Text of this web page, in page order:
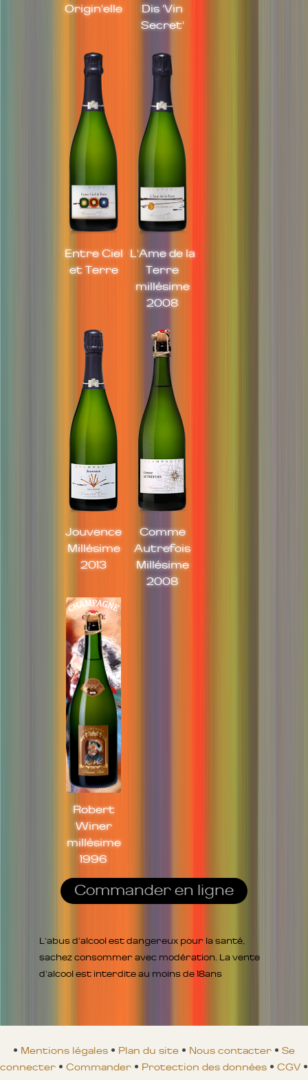
Origin'elle
Dis 'Vin
Secret'
Entre Ciel
et Terre
L'Ame de la
Terre
millésime
2008
Jouvence
Millésime
2013
Comme
Autrefois
Millésime
2008
Robert
Winer
millésime
1996
Commander en ligne
L'abus d'alcool est dangereux pour la santé,
sachez consommer avec modération. La vente
d'alcool est interdite au moins de 18ans
• Mentions légales • Plan du site • Nous contacter • Se
connecter • Commander • Protection des données • CGV •